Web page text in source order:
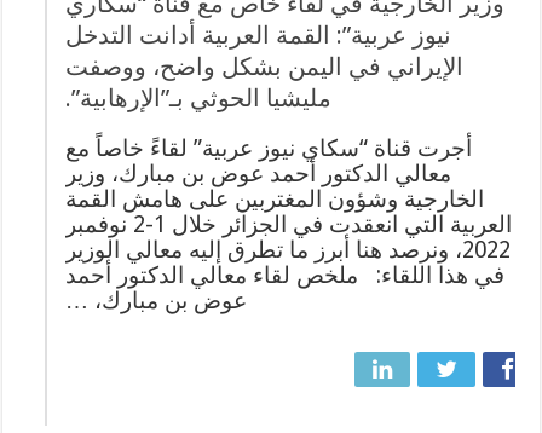
نيوز عربية”: القمة العربية أدانت التدخل
الإيراني في اليمن بشكل واضح، ووصفت
مليشيا الحوثي بـ”الإرهابية”.
أجرت قناة “سكاي نيوز عربية” لقاءً خاصاً مع
معالي الدكتور أحمد عوض بن مبارك، وزير
الخارجية وشؤون المغتربين على هامش القمة
العربية التي انعقدت في الجزائر خلال 1-2 نوفمبر
2022، ونرصد هنا أبرز ما تطرق إليه معالي الوزير
في هذا اللقاء: ملخص لقاء معالي الدكتور أحمد
عوض بن مبارك، …